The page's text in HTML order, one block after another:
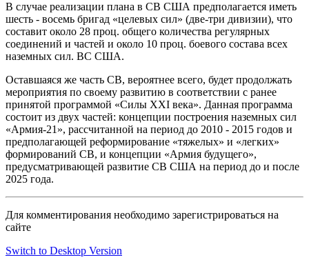
В случае реализации плана в СВ США предполагается иметь
шесть - восемь бригад «целевых сил» (две-три дивизии), что
составит около 28 проц. общего количества регулярных
соединений и частей и около 10 проц. боевого состава всех
наземных сил. ВС США.
Оставшаяся же часть СВ, вероятнее всего, будет продолжать
мероприятия по своему развитию в соответствии с ранее
принятой программой «Силы XXI века». Данная программа
состоит из двух частей: концепции построения наземных сил
«Армия-21», рассчитанной на период до 2010 - 2015 годов и
предполагающей реформирование «тяжелых» и «легких»
формирований СВ, и концепции «Армия будущего»,
предусматривающей развитие СВ США на период до и после
2025 года.
Для комментирования необходимо зарегистрироваться на
сайте
Switch to Desktop Version